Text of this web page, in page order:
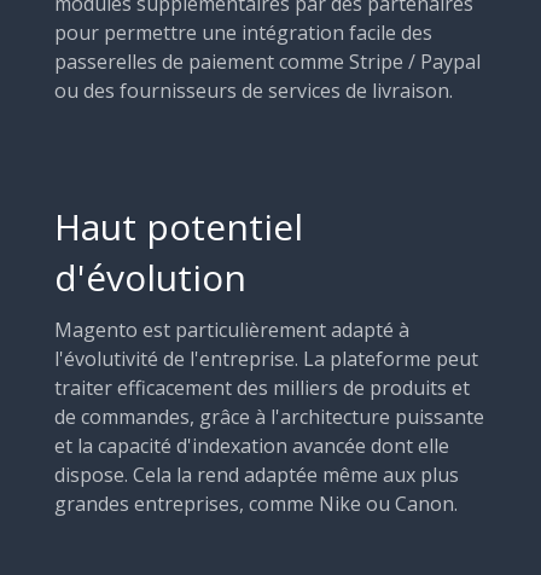
pour permettre une intégration facile des
passerelles de paiement comme Stripe / Paypal
ou des fournisseurs de services de livraison.
Haut potentiel
d'évolution
Magento est particulièrement adapté à
l'évolutivité de l'entreprise. La plateforme peut
traiter efficacement des milliers de produits et
de commandes, grâce à l'architecture puissante
et la capacité d'indexation avancée dont elle
dispose. Cela la rend adaptée même aux plus
grandes entreprises, comme Nike ou Canon.